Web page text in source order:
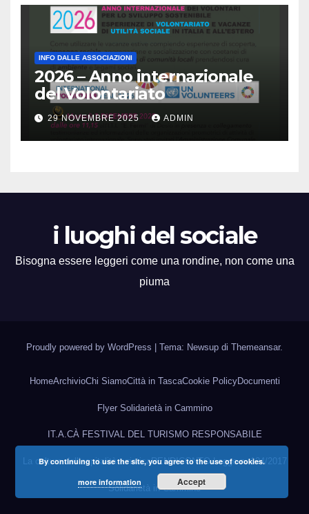
INFO DALLE ASSOCIAZIONI
2026 – Anno internazionale
del Volontariato
29 NOVEMBRE 2025 ADMIN
i luoghi del sociale
Bisogna essere leggeri come una rondine, non come una
piuma
Proudly powered by WordPress Tema: Newsup di Themeansar.
HomeArchivioChi SiamoCittà in TascaCookie PolicyDocumenti
Flyer Solidarietà in Cammino
IT.A.CÀ FESTIVAL DEL TURISMO RESPONSABILE
La cultura dell’ospitalità turisticaRENDICONTO Legge n. 124/2017
Solidarietà in Cammino
By continuing to use the site, you agree to the use of cookies.
more information
Accept